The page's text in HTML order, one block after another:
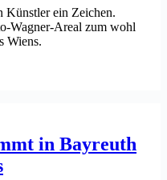
Künstler ein Zeichen.
Wagner-Areal zum wohl
Wiens.
in Bayreuth